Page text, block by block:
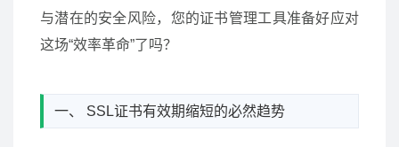
与潜在的安全风险，您的证书管理工具准备好应对
这场“效率革命”了吗？
一、 SSL证书有效期缩短的必然趋势